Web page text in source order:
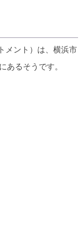
メント）は、横浜市
あるそうです。